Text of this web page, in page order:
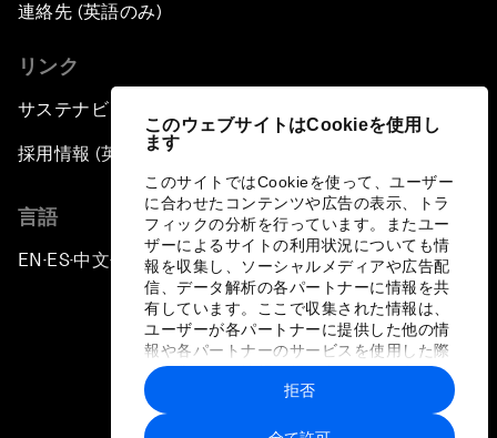
このウェブサイトはCookieを使用し
ます
このサイトではCookieを使って、ユーザー
に合わせたコンテンツや広告の表示、トラ
フィックの分析を行っています。またユー
ザーによるサイトの利用状況についても情
報を収集し、ソーシャルメディアや広告配
信、データ解析の各パートナーに情報を共
有しています。ここで収集された情報は、
ユーザーが各パートナーに提供した他の情
報や各パートナーのサービスを使用した際
に収集された情報と組み合わされ、各パー
トナーによって使用されることがありま
す。
拒否
連絡先 (英語のみ)
リンク
サステナビリティへの取り組み
採用情報 (英語のみ)
言語
EN ▪ ES▪中文▪ 日本語
プライバシーポリシーと利用規約